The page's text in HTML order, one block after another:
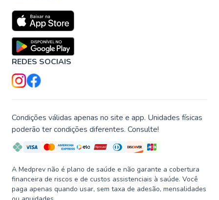
REDES SOCIAIS
Condições válidas apenas no site e app. Unidades físicas
poderão ter condições diferentes. Consulte!
A Medprev não é plano de saúde e não garante a cobertura
financeira de riscos e de custos assistenciais à saúde. Você
paga apenas quando usar, sem taxa de adesão, mensalidades